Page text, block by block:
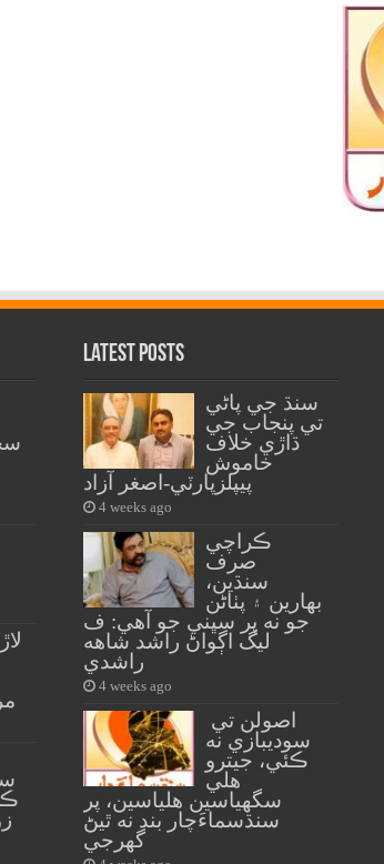
Latest Posts
سنڌ جي پاڻي
تي پنجاب جي
ڌاڙي خلاف
خاموش
پيپلزپارٽي-اصغر آزاد
4 weeks ago
ڪراچي
صرف
سنڌين،
بهارين ۽ پٺاڻن
جو نه پر سڀني جو آهي: ف
ليگ اڳواڻ راشد شاهه
راشدي
4 weeks ago
سوديبازي نه
ڪئي، جيترو
هلي
سگهياسين هلياسين، پر
سنڌسماءَچار بند نه ٿيڻ
گهرجي